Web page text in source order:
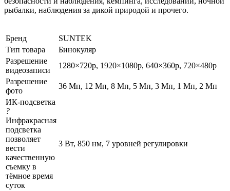
рыбалки, наблюдения за дикой природой и прочего.
Бренд
SUNTEK
Тип товара
Бинокуляр
Разрешение
видеозаписи
1280×720p, 1920×1080p, 640×360p, 720×480p
Разрешение
фото
36 Мп, 12 Мп, 8 Мп, 5 Мп, 3 Мп, 1 Мп, 2 Мп
ИК-подсветка
?
Инфракрасная
подсветка
позволяет
вести
качественную
съемку в
тёмное время
суток
3 Вт, 850 нм, 7 уровней регулировки